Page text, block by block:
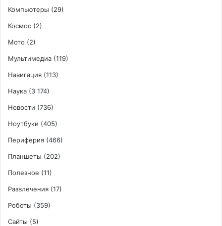
Компьютеры (29)
Космос (2)
Мото (2)
Мультимедиа (119)
Навигация (113)
Наука (3 174)
Новости (736)
Ноутбуки (405)
Периферия (466)
Планшеты (202)
Полезное (11)
Развлечения (17)
Роботы (359)
Сайты (5)